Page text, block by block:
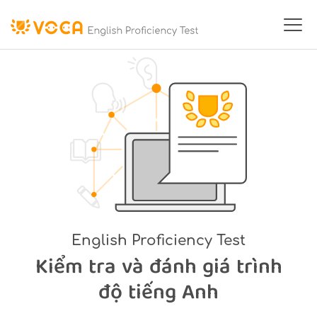
English Proﬁciency Test
Kiểm tra và đánh giá trình
độ tiếng Anh